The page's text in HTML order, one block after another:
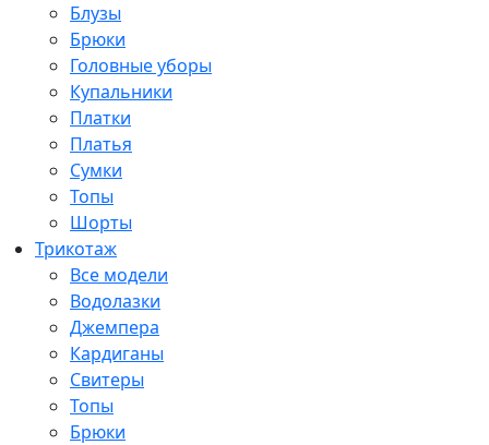
Блузы
Брюки
Головные уборы
Купальники
Платки
Платья
Сумки
Топы
Шорты
Трикотаж
Все модели
Водолазки
Джемпера
Кардиганы
Свитеры
Топы
Брюки